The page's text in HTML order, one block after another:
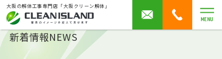
大阪の解体工事専門店「大阪クリーン解体」
MENU
新着情報NEWS